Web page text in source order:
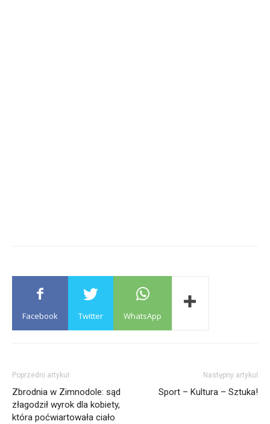
Facebook Twitter WhatsApp
Poprzedni artykuł
Zbrodnia w Zimnodole: sąd
złagodził wyrok dla kobiety,
która poćwiartowała ciało
Następny artykuł
Sport – Kultura – Sztuka!